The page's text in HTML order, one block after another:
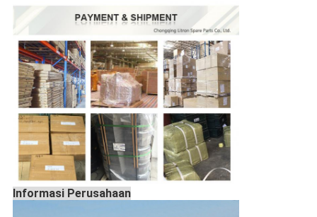
Informasi Perusahaan